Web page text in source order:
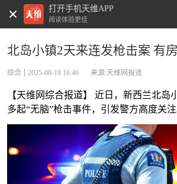
打开手机天维APP
阅读体验更佳 天维新闻
北岛小镇2天来连发枪击案 有
综合 2025-08-19 16:46 来源:天维网报道
【天维网综合报道】 近日，新西兰北岛
多起“无脑”枪击事件，引发警方高度关注